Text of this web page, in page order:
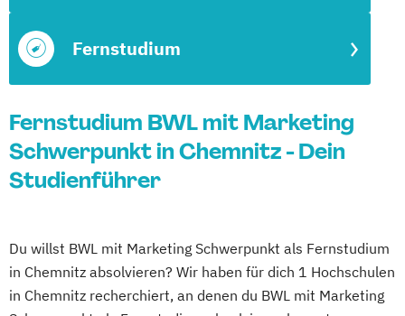
Fernstudium
Fernstudium BWL mit Marketing
Schwerpunkt in Chemnitz - Dein
Studienführer
Du willst BWL mit Marketing Schwerpunkt als Fernstudium
in Chemnitz absolvieren? Wir haben für dich 1 Hochschulen
in Chemnitz recherchiert, an denen du BWL mit Marketing